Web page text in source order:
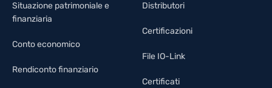
Situazione patrimoniale e
finanziaria
Conto economico
Rendiconto finanziario
Distributori
Certificazioni
File IO-Link
Certificati